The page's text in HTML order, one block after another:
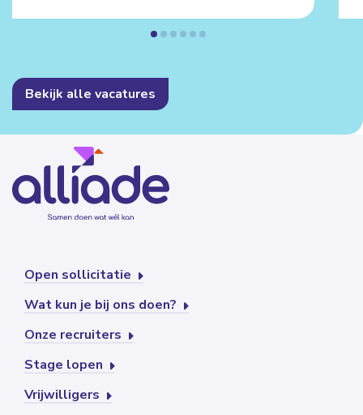
Bekijk alle vacatures
Open sollicitatie
Wat kun je bij ons doen?
Onze recruiters
Stage lopen
Vrijwilligers